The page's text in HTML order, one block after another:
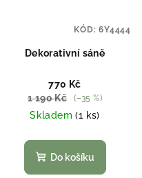
Dekorativní sáně
770 Kč
1 190 Kč
(–35 %)
Skladem(1 ks)
Do košíku
KÓD:6Y4444